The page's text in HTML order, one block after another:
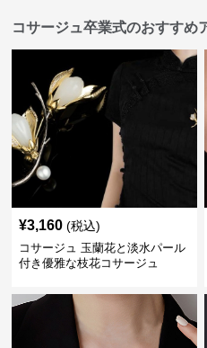
コサージュ卒業式のおすすめ
¥3,160 (税込)
コサージュ 玉蘭花と淡水パール
付き優雅な枝花コサージュ